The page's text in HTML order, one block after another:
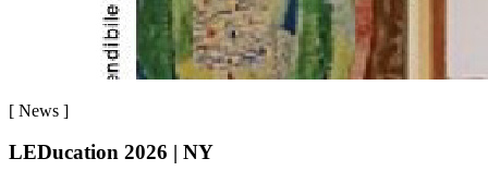
[ News ]
LEDucation 2026 | NY